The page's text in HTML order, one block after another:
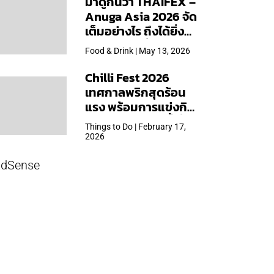
Anuga Asia 2026 จัด
เต็มอย่างไร ถึงได้ยิ่ง
ใหญ่สุดเท่าที่เคยจัดมา
Food & Drink | May 13, 2026
Chilli Fest 2026
เทศกาลพริกสุดร้อน
แรง พร้อมการแข่งกิน
พริก จัด 28 มี.ค.นี้ ที่โรง
แรมคิมป์ตัน มาลัยฯ
Things to Do | February 17,
2026